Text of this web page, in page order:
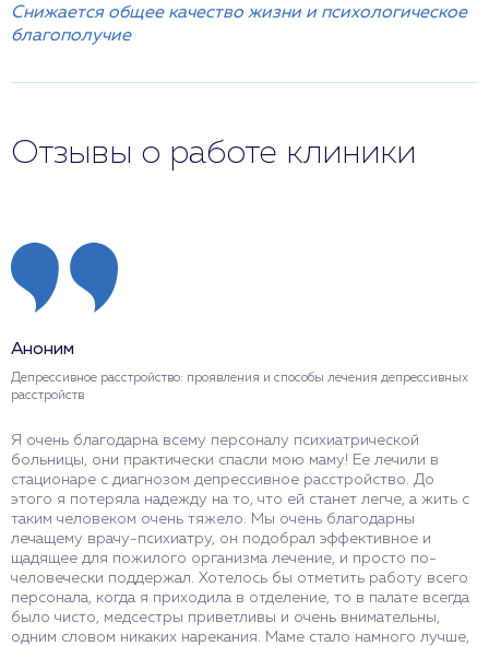
Снижается общее качество жизни и психологическое
благополучие
Отзывы о работе клиники
Аноним
Депрессивное расстройство: проявления и способы лечения депрессивных
расстройств
Я очень благодарна всему персоналу психиатрической
больницы, они практически спасли мою маму! Ее лечили в
стационаре с диагнозом депрессивное расстройство. До
этого я потеряла надежду на то, что ей станет легче, а жить с
таким человеком очень тяжело. Мы очень благодарны
лечащему врачу-психиатру, он подобрал эффективное и
щадящее для пожилого организма лечение, и просто по-
человечески поддержал. Хотелось бы отметить работу всего
персонала, когда я приходила в отделение, то в палате всегда
было чисто, медсестры приветливы и очень внимательны,
одним словом никаких нарекания. Маме стало намного лучше,